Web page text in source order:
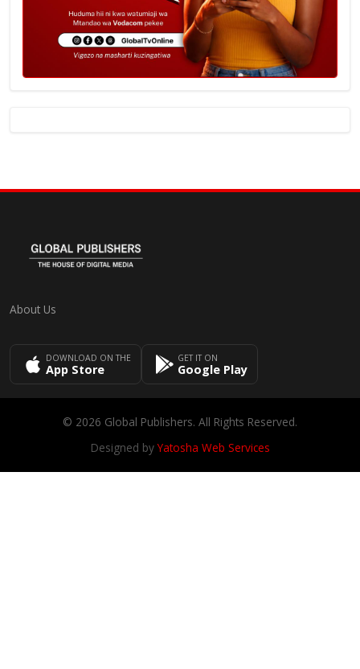
About Us
DOWNLOAD ON THE
App Store
GET IT ON
Google Play
© 2026 Global Publishers. All Rights Reserved.
Designed byYatosha Web Services